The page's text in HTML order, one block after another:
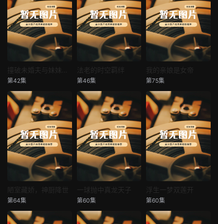
撞破未婚夫与妹妹打野战
第42集
法老的时空羁绊
第46集
我的亲娘是女帝
第75集
陋室藏娇，神厨降世
陋室藏娇，神厨降世
第64集
一球抛中真龙天子
一球抛中真龙天子
第60集
浮生一梦双莲开
浮生一梦双莲开
第60集